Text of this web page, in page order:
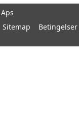
Sitemap Betingelser